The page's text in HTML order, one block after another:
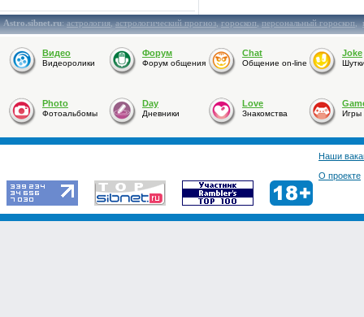
Astro.sibnet.ru:астрология,астрологический прогноз,гороскоп,персональный гороскоп,
Видео
Видеоролики
Форум
Форум общения
Chat
Общение on-line
Joke
Photo
Фотоальбомы
Day
Дневники
Love
Знакомства Игры
Наши
О проекте